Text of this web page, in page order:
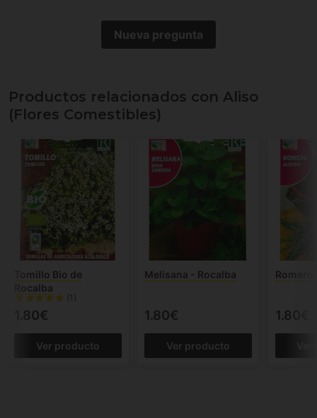
Nueva pregunta
Productos relacionados con Aliso
(Flores Comestibles)
Tomillo Bio de
Rocalba
(1)
1.80€
Ver producto
Melisana - Rocalba
1.80€
Ver producto
Romero
1.80€